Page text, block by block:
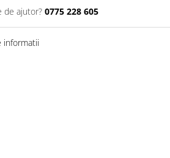
de ajutor? 0775 228 605
informatii